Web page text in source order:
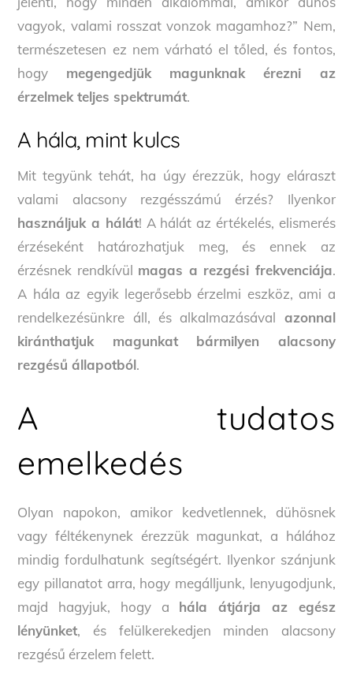
vagyok, valami rosszat vonzok magamhoz?” Nem,
természetesen ez nem várható el tőled, és fontos,
hogy megengedjük magunknak érezni az
érzelmek teljes spektrumát.
A hála, mint kulcs
Mit tegyünk tehát, ha úgy érezzük, hogy eláraszt
valami alacsony rezgésszámú érzés? Ilyenkor
használjuk a hálát! A hálát az értékelés, elismerés
érzéseként határozhatjuk meg, és ennek az
érzésnek rendkívül magas a rezgési frekvenciája.
A hála az egyik legerősebb érzelmi eszköz, ami a
rendelkezésünkre áll, és alkalmazásával azonnal
kiránthatjuk magunkat bármilyen alacsony
rezgésű állapotból.
A tudatos
emelkedés
Olyan napokon, amikor kedvetlennek, dühösnek
vagy féltékenynek érezzük magunkat, a hálához
mindig fordulhatunk segítségért. Ilyenkor szánjunk
egy pillanatot arra, hogy megálljunk, lenyugodjunk,
majd hagyjuk, hogy a hála átjárja az egész
lényünket, és felülkerekedjen minden alacsony
rezgésű érzelem felett.